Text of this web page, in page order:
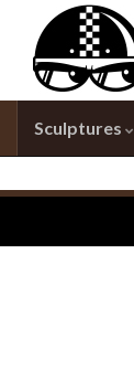
Sculptures